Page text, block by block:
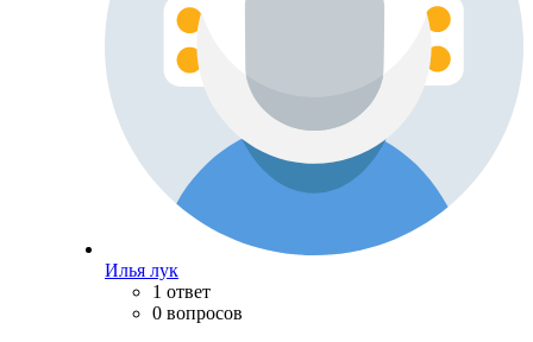
Илья лук
1 ответ
0 вопросов